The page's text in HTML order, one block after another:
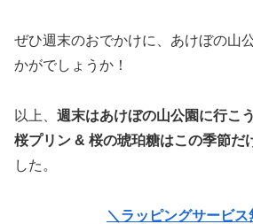
ぜひ週末のおでかけに、あけぼの山
かがでしょうか！
以上、 週末はあけぼの山公園に行こ
桜プリン & 桜の琥珀糖はこの季節だ
した。
＼ラッピングサービス